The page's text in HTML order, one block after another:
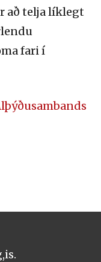
að telja líklegt
fari í